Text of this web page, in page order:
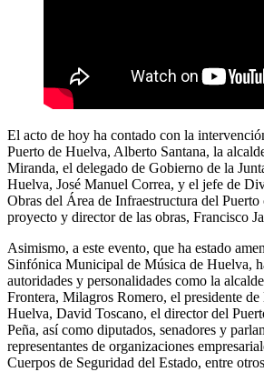
El acto de hoy ha contado con la
Puerto de Huelva, Alberto Santana, la
Miranda, el delegado de Gobierno de la
Huelva, José Manuel Correa, y el jefe de
Obras del Área de Infraestructura del Puerto
proyecto y director de las obras, Francisco
Asimismo, a este evento, que ha estado
Sinfónica Municipal de Música de Huelva,
autoridades y personalidades como la
Frontera, Milagros Romero, el presidente
Huelva, David Toscano, el director del
Peña, así como diputados, senadores y
representantes de organizaciones
Cuerpos de Seguridad del Estado, entre